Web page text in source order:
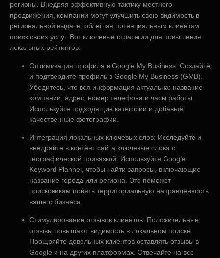
регионы. Внедряя эффективную тактику местного
продвижения, компании могут улучшить свою видимость в
региональной выдаче, облегчая потенциальным клиентам
поиск своих услуг. Вот ключевые стратегии для повышения
локальных рейтингов:
Оптимизация профиля в Google My Business: Создайте
и подтвердите профиль в Google My Business (GMB).
Убедитесь, что вся информация актуальна: название
компании, адрес, номер телефона и часы работы.
Используйте подходящие категории и добавьте
качественные фотографии.
Интеграция локальных ключевых слов: Исследуйте и
внедряйте в контент сайта ключевые слова с
географической привязкой. Используйте Google
Keyword Planner, чтобы найти запросы, включающие
название города или региона. Это поможет
поисковикам понять территориальную направленность
вашего бизнеса.
Стимулирование отзывов клиентов: Положительные
отзывы повышают видимость в локальном поиске.
Поощряйте довольных клиентов оставлять отзывы в
Google и на других платформах. Отвечайте на все